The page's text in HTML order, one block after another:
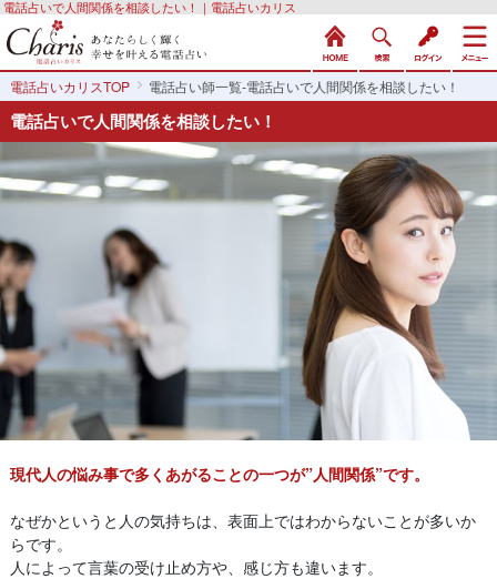
電話占いで人間関係を相談したい！｜電話占いカリス
電話占いカリスTOP 電話占い師一覧-電話占いで人間関係を相談したい！
電話占いで人間関係を相談したい！
現代人の悩み事で多くあがることの一つが”人間関係”です。
なぜかというと人の気持ちは、表面上ではわからないことが多いか
らです。
人によって言葉の受け止め方や、感じ方も違います。